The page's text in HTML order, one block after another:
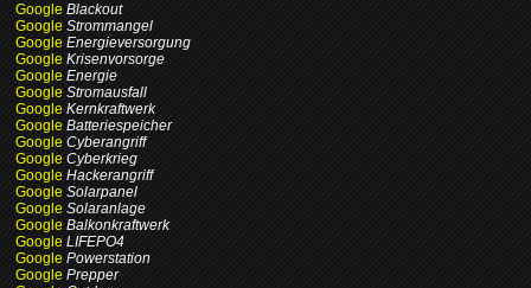
Google Blackout
Google Strommangel
Google Energieversorgung
Google Krisenvorsorge
Google Energie
Google Stromausfall
Google Kernkraftwerk
Google Batteriespeicher
Google Cyberangriff
Google Cyberkrieg
Google Hackerangriff
Google Solarpanel
Google Solaranlage
Google Balkonkraftwerk
Google LIFEPO4
Google Powerstation
Google Prepper